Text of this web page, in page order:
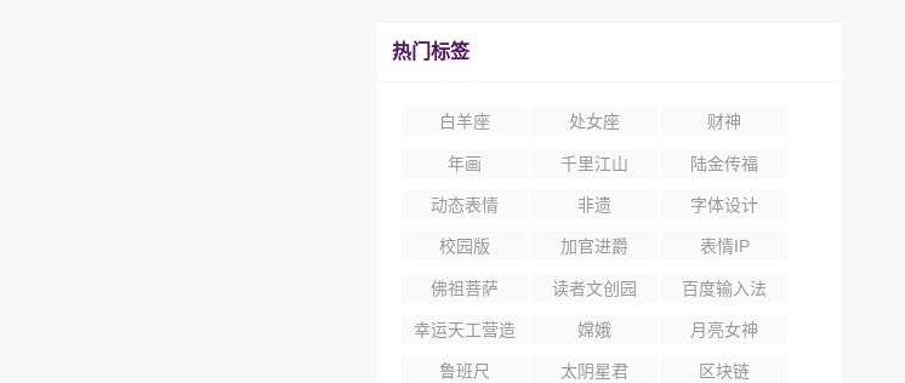
热门标签
白羊座 处女座 财神
年画 千里江山 陆金传福
动态表情 非遗 字体设计
校园版 加官进爵 表情IP
佛祖菩萨 读者文创园 百度输入法
幸运天工营造
尺
嫦娥 月亮女神
鲁班尺 太阴星君 区块链